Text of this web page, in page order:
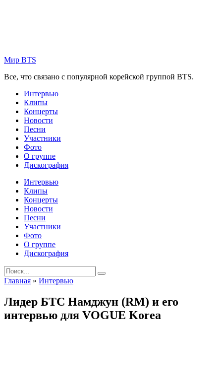
Мир BTS
Все, что связано с популярной корейской группой BTS.
Интервью
Клипы
Концерты
Новости
Песни
Участники
Фото
О группе
Дискография
Интервью
Клипы
Концерты
Новости
Песни
Участники
Фото
О группе
Дискография
Search
for:
Главная » Интервью
Лидер БТС Намджун (RМ) и его
интервью для VOGUE Korea